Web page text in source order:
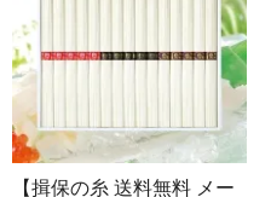
【揖保の糸 送料無料 メー